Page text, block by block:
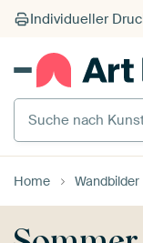
Suche nach
Home Wandbilder